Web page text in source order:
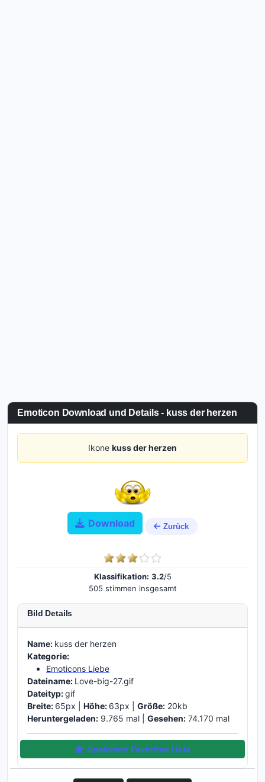
Emoticon Download und Details - kuss der herzen
Ikone kuss der herzen
Download Zurück
Klassifikation: 3.2/5
505 stimmen insgesamt
Bild Details
Name: kuss der herzen
Kategorie:
Emoticons Liebe
Dateiname: Love-big-27.gif
Dateityp:gif
Breite: 65px | Höhe: 63px | Größe: 20kb
Heruntergeladen: 9.765 mal | Gesehen: 74.170 mal
Speichern Favoriten Liste